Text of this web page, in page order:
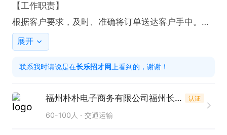
【工作职责】
根据客户要求，及时、准确将订单送达客户手中。
【上班地址】
【任职资格】
2、可以按时段配送，也可以长期，按时段4-12小时
都可以，有空间晋升；寒暑假学生年满18周岁也可
展开
联系我时请说是在长乐招才网 上看到的，谢谢！
福州朴朴电子商务有限公司福州长乐区首占分店 认证
60-100人 交通运输